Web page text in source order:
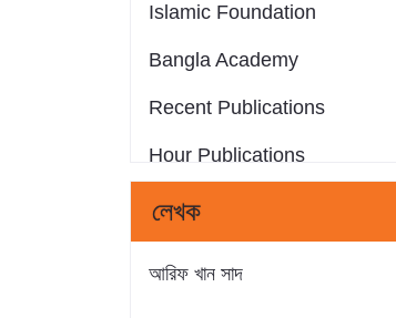
Islamic Foundation
Bangla Academy
Recent Publications
Hour Publications
Eminent Publications
লেখক
আরিফ খান সাদ